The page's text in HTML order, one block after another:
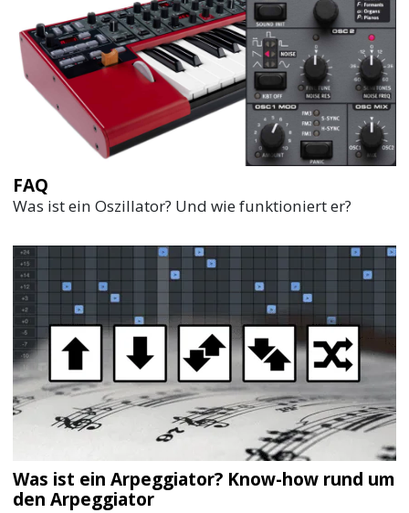
FAQ
Was ist ein Oszillator? Und wie funktioniert er?
Was ist ein Arpeggiator? Know-how rund um
den Arpeggiator